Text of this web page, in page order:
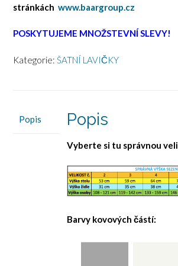
stránkách www.baargroup.cz
POSKYTUJEME MNOŽSTEVNÍ SLEVY!
Kategorie: ŠATNÍ LAVIČKY
Popis Popis
Vyberte si tu správnou
Barvy kovových částí: